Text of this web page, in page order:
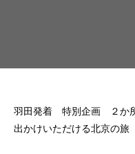
羽田発着 特別企画 ２か
出かけいただける北京の旅